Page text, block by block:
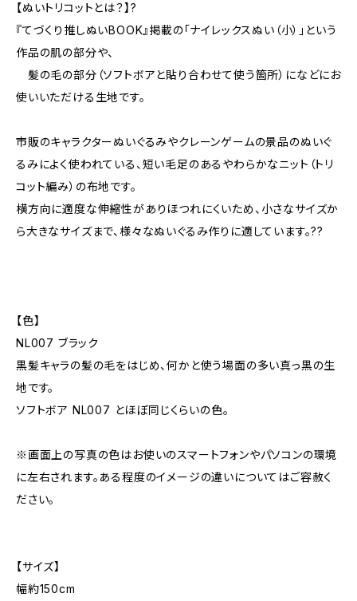
【ぬいトリコットとは？】?
『てづくり推しぬいBOOK』掲載の「ナイレックスぬい（小）」という
作品の肌の部分や、
髪の毛の部分（ソフトボアと貼り合わせて使う箇所）になどにお
使いいただける生地です。
市販のキャラクターぬいぐるみやクレーンゲームの景品のぬいぐ
るみによく使われている、短い毛足のあるやわらかなニット（トリ
コット編み）の布地です。
横方向に適度な伸縮性がありほつれにくいため、小さなサイズか
ら大きなサイズまで、様々なぬいぐるみ作りに適しています。??
【色】
NL007 ブラック
黒髪キャラの髪の毛をはじめ、何かと使う場面の多い真っ黒の生
地です。
ソフトボア NL007 とほぼ同じくらいの色。
※画面上の写真の色はお使いのスマートフォンやパソコンの環境
に左右されます。ある程度のイメージの違いについてはご容赦く
ださい。
【サイズ】
幅約150cm